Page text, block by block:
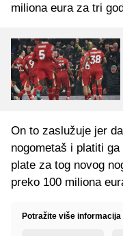
miliona eura za tri
On to zaslužuje jer
nogometaš i platiti
plate za tog novog
preko 100 miliona
Potražite više